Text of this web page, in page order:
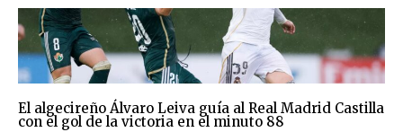
El algecireño Álvaro Leiva guía al Real Madrid Castilla
con el gol de la victoria en el minuto 88